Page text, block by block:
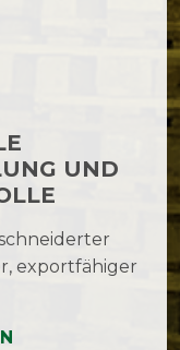
UND
exportfähiger